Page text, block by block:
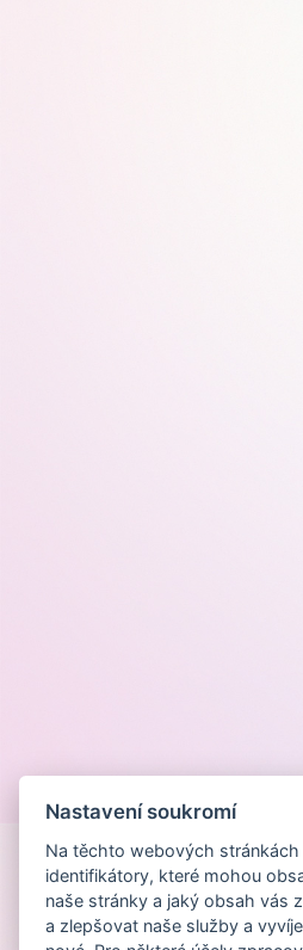
Nastavení soukromí
Na těchto webových
identifikátory, které mohou
naše stránky a jaký obsah vás
a zlepšovat naše služby a